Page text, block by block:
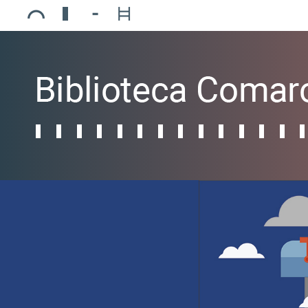
Ajuntament de Mollerussa
Biblioteca Comarcal Jaume Vila
Piscines de Mollerussa